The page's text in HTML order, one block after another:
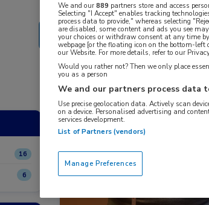
16
6
Congresnieuws
We and our889 partners store and access
Selecting "I Accept" enables tracking
process data to provide," whereas selecting
are disabled, some content and ads you see
your choices or withdraw consent at any time
webpage [or the floating icon on the bottom-
our Website. For more details, refer to our
Would you rather not? Then we only place
you as a person
We and our partners process data
Use precise geolocation data. Actively scan
on a device. Personalised advertising and
services development.
List of Partners (vendors)
Manage Preferences